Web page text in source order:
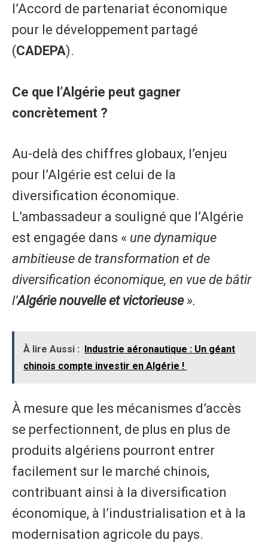
l’Accord de partenariat économique
pour le développement partagé
(CADEPA).
Ce que l’Algérie peut gagner
concrètement ?
Au-delà des chiffres globaux, l’enjeu
pour l’Algérie est celui de la
diversification économique.
L’ambassadeur a souligné que l’Algérie
est engagée dans « une dynamique
ambitieuse de transformation et de
diversification économique, en vue de bâtir
l’Algérie nouvelle et victorieuse».
À lire Aussi : Industrie aéronautique : Un géant
chinois compte investir en Algérie !
À mesure que les mécanismes d’accès
se perfectionnent, de plus en plus de
produits algériens pourront entrer
facilement sur le marché chinois,
contribuant ainsi à la diversification
économique, à l’industrialisation et à la
modernisation agricole du pays.